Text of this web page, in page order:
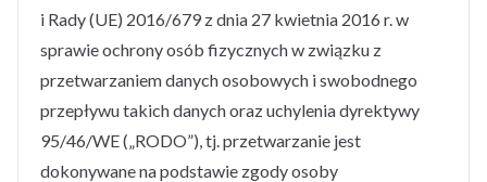
i Rady (UE) 2016/679 z dnia 27 kwietnia 2016 r. w
sprawie ochrony osób fizycznych w związku z
przetwarzaniem danych osobowych i swobodnego
przepływu takich danych oraz uchylenia dyrektywy
95/46/WE („RODO”), tj. przetwarzanie jest
dokonywane na podstawie zgody osoby